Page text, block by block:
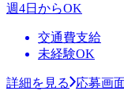
週4日からOK
交通費支給
未経験OK
詳細を見る
応募画